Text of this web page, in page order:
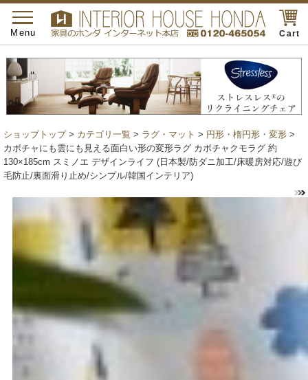
Cart
toggle
navigation
Menu
ショップトップ> カテゴリ一覧 > ラグ・マット > 円形・楕円形・変形 >
カボチャにも雲にも見える面白い形の変形ラグ カボチャクモラグ 約
130×185cm スミノエ デザインライフ (日本製/防ダニ加工/床暖房対応/遊び
毛防止/裏面滑り止め/シンプル/韓国インテリア)